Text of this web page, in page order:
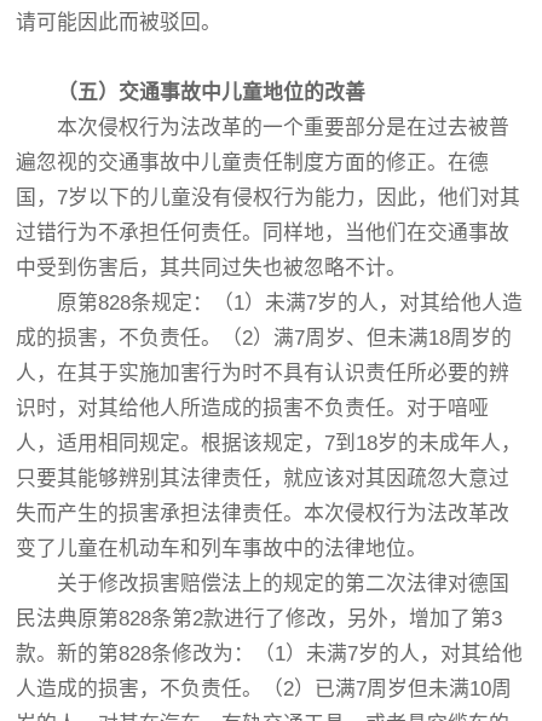
请可能因此而被驳回。
（五） 交通事故中儿童地位的改善
本次侵权行为法改革的一个重要部分是在过去被普
遍忽视的交通事故中儿童责任制度方面的修正。在德
国，7岁以下的儿童没有侵权行为能力，因此，他们对其
过错行为不承担任何责任。同样地，当他们在交通事故
中受到伤害后，其共同过失也被忽略不计。
原第828条规定：（1）未满7岁的人，对其给他人造
成的损害，不负责任。（2）满7周岁、但未满18周岁的
人，在其于实施加害行为时不具有认识责任所必要的辨
识时，对其给他人所造成的损害不负责任。对于喑哑
人，适用相同规定。根据该规定，7到18岁的未成年人，
只要其能够辨别其法律责任，就应该对其因疏忽大意过
失而产生的损害承担法律责任。本次侵权行为法改革改
变了儿童在机动车和列车事故中的法律地位。
关于修改损害赔偿法上的规定的第二次法律对德国
民法典原第828条第2款进行了修改，另外，增加了第3
款。新的第828条修改为：（1）未满7岁的人，对其给他
人造成的损害，不负责任。（2）已满7周岁但未满10周